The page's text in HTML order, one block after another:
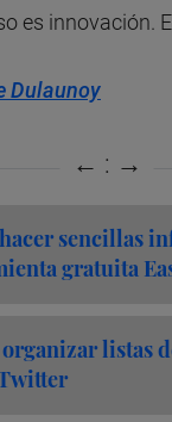
es innovación.
Dulaunoy
sencillas
gratuita
listas